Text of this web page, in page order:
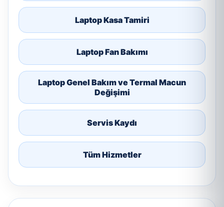
Laptop Kasa Tamiri
Laptop Fan Bakımı
Laptop Genel Bakım ve Termal Macun
Değişimi
Servis Kaydı
Tüm Hizmetler